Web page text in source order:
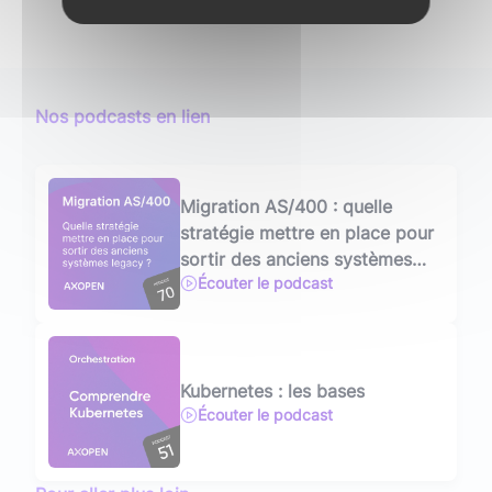
Nos podcasts en lien
Migration AS/400 : quelle
stratégie mettre en place pour
sortir des anciens systèmes
legacy ?
Écouter le podcast
Kubernetes : les bases
Écouter le podcast